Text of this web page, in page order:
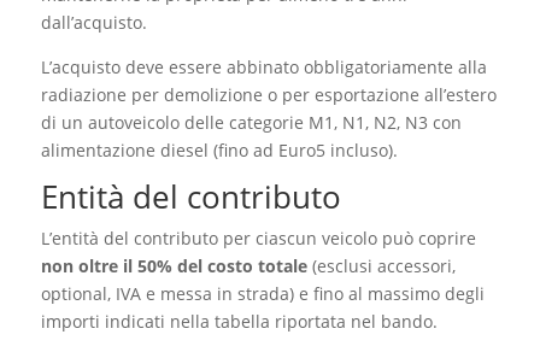
dall’acquisto.
L’acquisto deve essere abbinato obbligatoriamente alla
radiazione per demolizione o per esportazione all’estero
di un autoveicolo delle categorie M1, N1, N2, N3 con
alimentazione diesel (fino ad Euro5 incluso).
Entità del contributo
L’entità del contributo per ciascun veicolo può coprire
non oltre il 50% del costo totale(esclusi accessori,
optional, IVA e messa in strada) e fino al massimo degli
importi indicati nella tabella riportata nel bando.